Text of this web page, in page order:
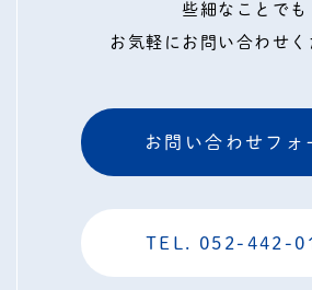
些細なことでも
お気軽にお問い合わせく
お問い合わせフォ
TEL. 052-442-